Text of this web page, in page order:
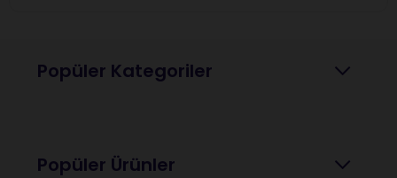
Popüler Kategoriler
Popüler Ürünler